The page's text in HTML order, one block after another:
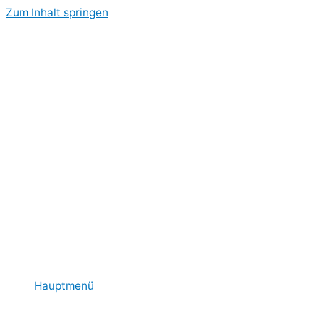
Zum Inhalt springen
Hauptmenü